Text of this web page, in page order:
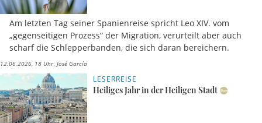
Am letzten Tag seiner Spanienreise spricht Leo XIV. vom
„gegenseitigen Prozess“ der Migration, verurteilt aber auch
scharf die Schlepperbanden, die sich daran bereichern.
12.06.2026, 18 Uhr José García
LESERREISE
Heiliges Jahr in der Heiligen Stadt